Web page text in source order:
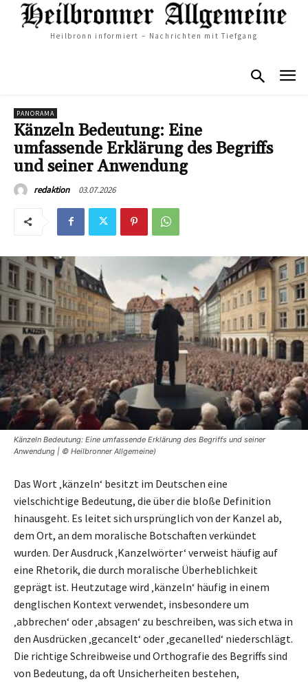
Heilbronn informiert – Nachrichten mit Tiefgang
PANORAMA
Känzeln Bedeutung: Eine
umfassende Erklärung des Begriffs
und seiner Anwendung
redaktion 03.07.2026
Känzeln Bedeutung: Eine umfassende Erklärung des Begriffs und seiner
Anwendung | © Heilbronner Allgemeine)
Das Wort ‚känzeln‘ besitzt im Deutschen eine
vielschichtige Bedeutung, die über die bloße Definition
hinausgeht. Es leitet sich ursprünglich von der Kanzel ab,
dem Ort, an dem moralische Botschaften verkündet
wurden. Der Ausdruck ‚Kanzelwörter‘ verweist häufig auf
eine Rhetorik, die durch moralische Überheblichkeit
geprägt ist. Heutzutage wird ‚känzeln‘ häufig in einem
denglischen Kontext verwendet, insbesondere um
‚abbrechen‘ oder ‚absagen‘ zu beschreiben, was sich etwa in
den Ausdrücken ‚gecancelt‘ oder ‚gecanelled‘ niederschlägt.
Die richtige Schreibweise und Orthografie des Begriffs sind
von Bedeutung, da oft Unsicherheiten bestehen,